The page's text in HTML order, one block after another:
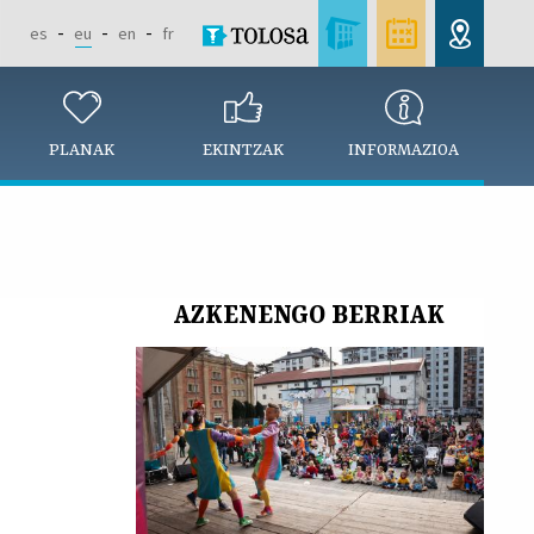
es eu en fr
PLANAK EKINTZAK INFORMAZIOA
AZKENENGO BERRIAK